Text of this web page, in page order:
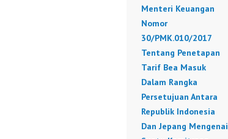
Menteri Keuangan
Nomor
30/PMK.010/2017
Tentang Penetapan
Tarif Bea Masuk
Dalam Rangka
Persetujuan Antara
Republik Indonesia
Dan Jepang Mengenai